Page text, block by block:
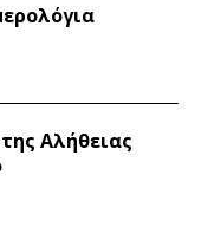
Αλήθειας
- πράτες
τρόπο του